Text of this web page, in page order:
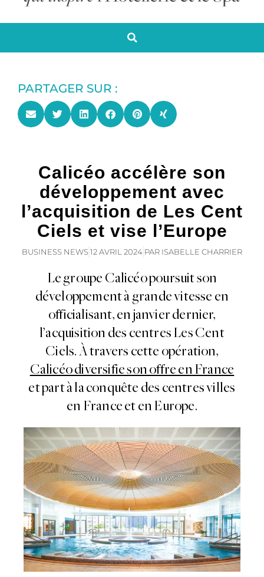
PARTAGER SUR :
Calicéo accélère son
développement avec
l’acquisition de Les Cent
Ciels et vise l’Europe
BUSINESS NEWS12 AVRIL 2024 PAR ISABELLE CHARRIER
Le groupe Calicéo poursuit son
développement à grande vitesse en
officialisant, en janvier dernier,
l’acquisition des centres Les Cent
Ciels. À travers cette opération,
Calicéo diversifie son offre en France
et part à la conquête des centres villes
en France et en Europe.